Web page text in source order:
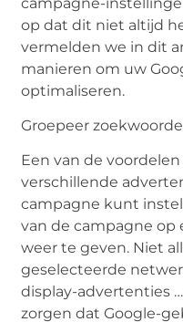
op dat dit niet altijd
vermelden we in dit
manieren om uw
optimaliseren.
Groepeer
Een van de
verschillende
campagne kunt
van de campagne op
weer te geven. Niet
geselecteerde
display-advertenties
zorgen dat Google-